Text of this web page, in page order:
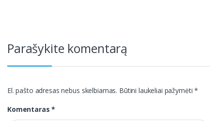
Parašykite komentarą
El. pašto adresas nebus skelbiamas. Būtini laukeliai pažymėti*
Komentaras*